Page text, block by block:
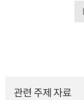
관련 주제 자료